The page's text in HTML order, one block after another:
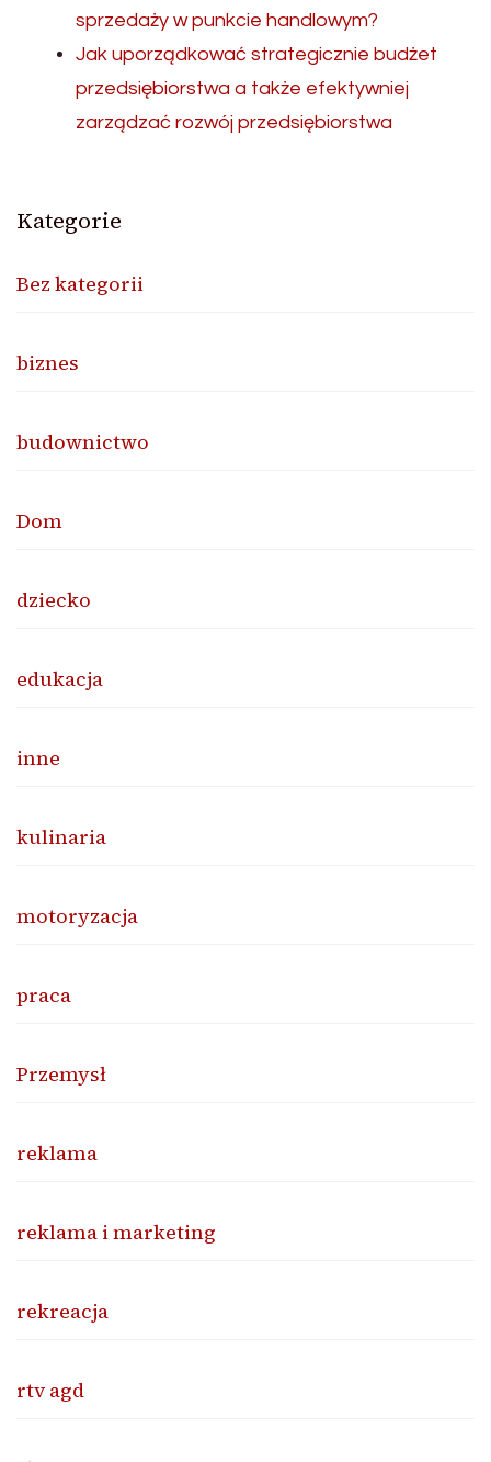
sprzedaży w punkcie handlowym?
Jak uporządkować strategicznie budżet
przedsiębiorstwa a także efektywniej
zarządzać rozwój przedsiębiorstwa
Kategorie
Bez kategorii
biznes
budownictwo
Dom
dziecko
edukacja
inne
kulinaria
motoryzacja
praca
Przemysł
reklama
reklama i marketing
rekreacja
rtv agd